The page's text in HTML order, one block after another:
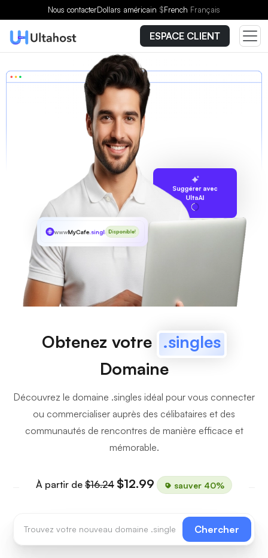
Nous contacterDollars américain $French Français
ESPACE CLIENT
Suggérer avec
UltaAI
wwwMyCafe.singlesDisponible!
Obtenez votre .singles
Domaine
Découvrez le domaine .singles idéal pour vous connecter
ou commercialiser auprès des célibataires et des
communautés de rencontres de manière efficace et
mémorable.
À partir de $16.24 $12.99 sauver 40%
Chercher